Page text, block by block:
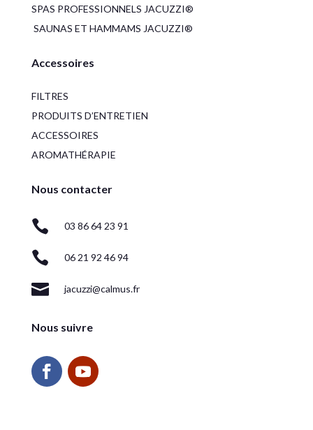
SPAS PROFESSIONNELS JACUZZI®
SAUNAS ET HAMMAMS JACUZZI®
Accessoires
FILTRES
PRODUITS D’ENTRETIEN
ACCESSOIRES
AROMATHÉRAPIE
Nous contacter
 03 86 64 23 91
 06 21 92 46 94
 jacuzzi@calmus.fr
Nous suivre